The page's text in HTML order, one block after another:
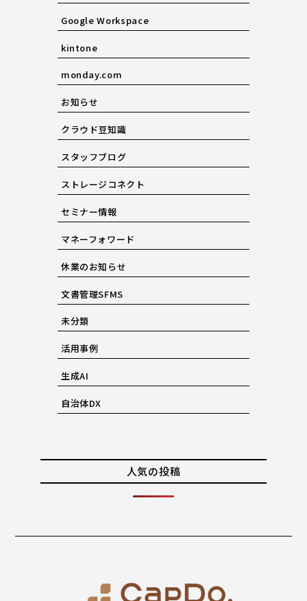
Google Workspace
kintone
monday.com
お知らせ
クラウド豆知識
スタッフブログ
ストレージコネクト
セミナー情報
マネーフォワード
休業のお知らせ
文書管理SFMS
未分類
活用事例
生成AI
自治体DX
人気の投稿